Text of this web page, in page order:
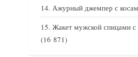
Ажурный джемпер с
Жакет мужской спицами с
(16 871)